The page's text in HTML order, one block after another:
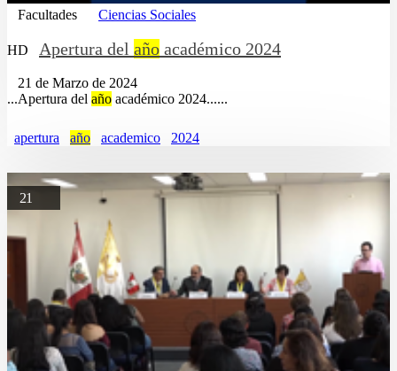
Facultades Ciencias Sociales
HD Apertura del año académico 2024
21 de Marzo de 2024
...Apertura del año académico 2024......
apertura año academico 2024
21